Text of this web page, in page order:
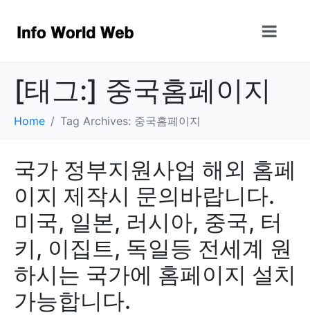
[태그:] 중국홈페이지
Home Tag Archives: 중국홈페이지
국가 정부지원사업 해외 홈페
이지 제작시 문의바랍니다.
미국, 일본, 러시아, 중국, 터
키, 이집트, 독일등 전세계 원
하시는 국가에 홈페이지 설치
가능합니다.